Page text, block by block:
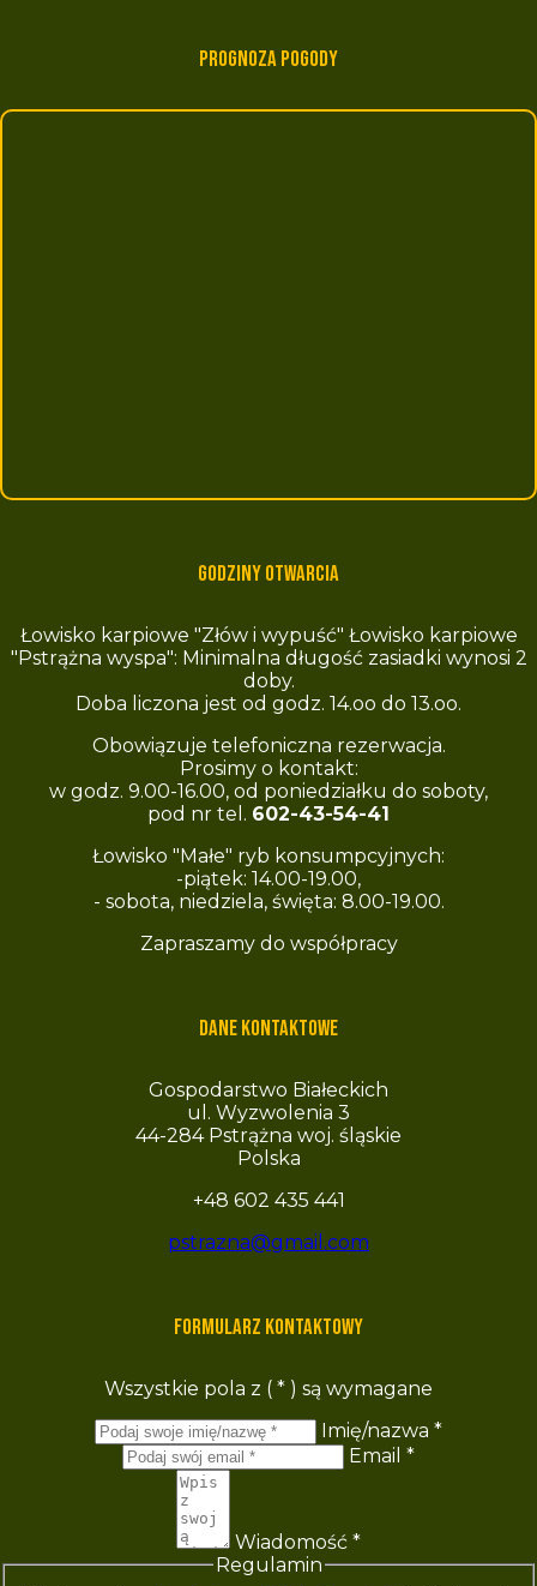
Prognoza pogody
Godziny otwarcia
Łowisko karpiowe "Złów i wypuść" Łowisko karpiowe
"Pstrążna wyspa": Minimalna długość zasiadki wynosi 2
doby.
Doba liczona jest od godz. 14.oo do 13.oo.
Obowiązuje telefoniczna rezerwacja.
Prosimy o kontakt:
w godz. 9.00-16.00, od poniedziałku do soboty,
pod nr tel. 602-43-54-41
Łowisko "Małe" ryb konsumpcyjnych:
-piątek: 14.00-19.00,
- sobota, niedziela, święta: 8.00-19.00.
Zapraszamy do współpracy
Dane kontaktowe
Gospodarstwo Białeckich
ul. Wyzwolenia 3
44-284 Pstrążna woj. śląskie
Polska
+48 602 435 441
pstrazna@gmail.com
Formularz kontaktowy
Wszystkie pola z ( * ) są wymagane
Imię/nazwa *
Email *
Wiadomość *
Regulamin